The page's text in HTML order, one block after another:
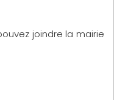
joindre la mairie